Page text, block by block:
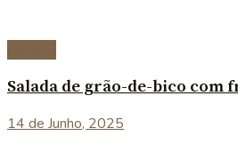
Salada de grão-de-bico com
14 de Junho, 2025